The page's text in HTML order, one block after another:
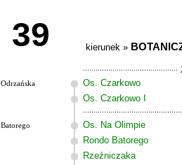
39 kierunek »
Odrzańska Os. Czarkowo
Os. Czarkowo I
Batorego Os. Na Olimpie
Rondo Batorego
Rzeźniczaka